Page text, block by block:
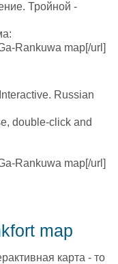
Тройной -
Rankuwa map[/url]
Russian
double-click and
Rankuwa map[/url]
map
карта - то